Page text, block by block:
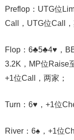
Preflop：UTG位
Call，UTG位Call
Flop：6♣️5♣️4♥️，
3.2K，MP位Raise
+1位Call，两家；
Turn：6♥️，+1位
River：6♠️，+1位